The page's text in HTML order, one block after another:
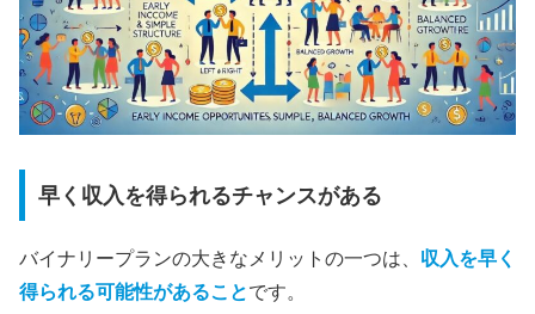
早く収入を得られるチャンスがある
バイナリープランの大きなメリットの一つは、 収入を早く
得られる可能性があることです。